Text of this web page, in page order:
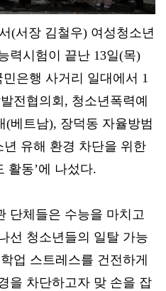
(서장 김철우) 여성청소년
력시험이 끝난 13일(목)
은행 사거리 일대에서 1
전협의회, 청소년폭력예
(베트남), 장덕동 자율방범
유해 환경 차단을 위한
활동’에 나섰다.
단체들은 수능을 마치고
선 청소년들의 일탈 가능
업 스트레스를 건전하게
을 차단하고자 맞 손을 잡